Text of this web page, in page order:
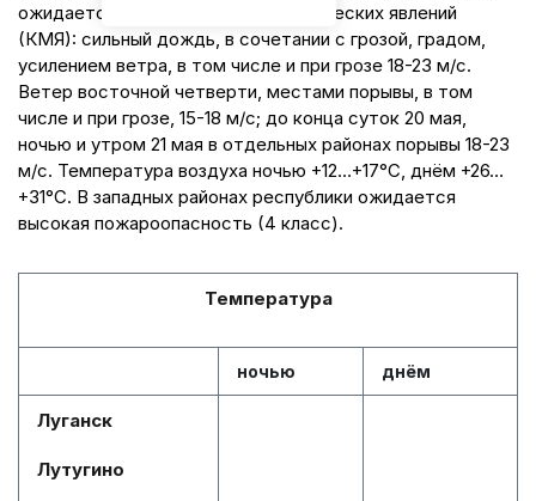
ожидается комплекс метеорологических явлений
(КМЯ): сильный дождь, в сочетании с грозой, градом,
усилением ветра, в том числе и при грозе 18-23 м/с.
Ветер восточной четверти, местами порывы, в том
числе и при грозе, 15-18 м/с; до конца суток 20 мая,
ночью и утром 21 мая в отдельных районах порывы 18-23
м/с. Температура воздуха ночью +12…+17°С, днём +26…
+31°С. В западных районах республики ожидается
высокая пожароопасность (4 класс).
Температура
ночью днём
Луганск
Лутугино